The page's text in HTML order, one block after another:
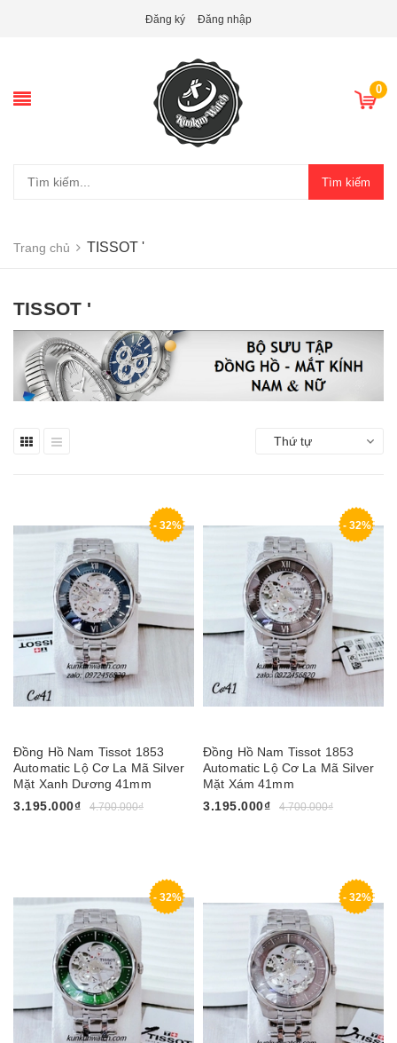
Đăng ký Đăng nhập
0
Tìm kiếm
Trang chủ TISSOT '
TISSOT '
Thứ tự
- 32%
Đồng Hồ Nam Tissot 1853
Automatic Lộ Cơ La Mã Silver
Mặt Xanh Dương 41mm
3.195.000₫
4.700.000₫
- 32%
Đồng Hồ Nam Tissot 1853
Automatic Lộ Cơ La Mã Silver
Mặt Xám 41mm
3.195.000₫
4.700.000₫
- 32% - 32%